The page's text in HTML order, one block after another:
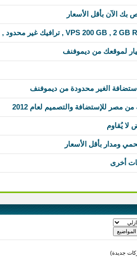
الآن بأقل الأسعار
لموقعك من ديموفنف
الغير محدودة من ديموفنف
مصر للإستضافة والتصميم لعام 2012
يُقاوم
ومدار بأقل الأسعار
أخرى
جديدة)